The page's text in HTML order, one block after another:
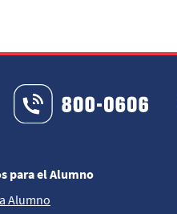
para el Alumno
Alumno